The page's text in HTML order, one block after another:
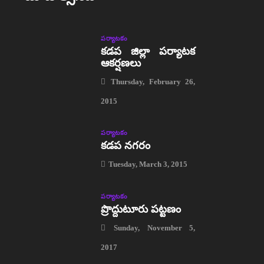
పర్యాటకం
కడప జిల్లా పర్యాటక
ఆకర్షణలు
Thursday, February 26,
2015
పర్యాటకం
కడప నగరం
Tuesday, March 3, 2015
పర్యాటకం
ప్రొద్దుటూరు పట్టణం
Sunday, November 5,
2017